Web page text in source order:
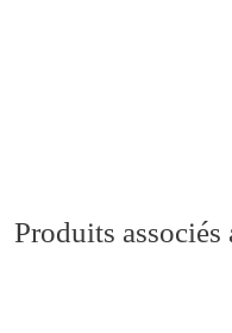
Produits associés